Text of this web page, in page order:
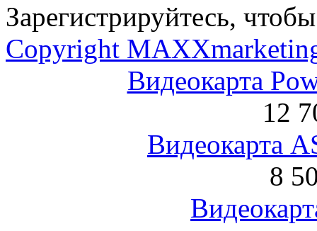
Зарегистрируйтесь,
Copyright
Видеокарта
12
Видеокарта
8